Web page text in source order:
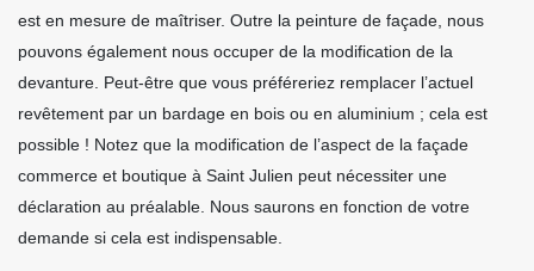
est en mesure de maîtriser. Outre la peinture de façade, nous
pouvons également nous occuper de la modification de la
devanture. Peut-être que vous préféreriez remplacer l’actuel
revêtement par un bardage en bois ou en aluminium ; cela est
possible ! Notez que la modification de l’aspect de la façade
commerce et boutique à Saint Julien peut nécessiter une
déclaration au préalable. Nous saurons en fonction de votre
demande si cela est indispensable.